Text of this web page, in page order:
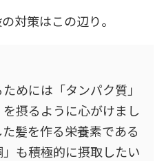
対策はこの辺り。
めには「タンパク質」
を摂るように心がけまし
髪を作る栄養素である
」も積極的に摂取したい